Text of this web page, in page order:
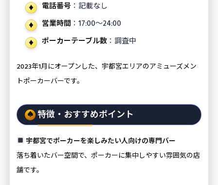
電話番号 ：記載なし
営業時間 ：17:00〜24:00
ポーカーテーブル数 ：調査中
2023年1月にオープンした、宇都宮エリアのアミューズメン
トポーカーバーです。
特徴・おすすめポイント
宇都宮でポーカーを楽しみたい人向けの専門バー
落ち着いたバー空間で、ポーカーに集中しやすい雰囲気の店
舗です。